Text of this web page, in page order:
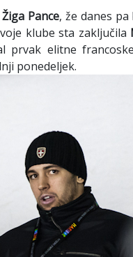
Žiga Pance, že danes
klube sta zaključila
prvak elitne
ponedeljek.